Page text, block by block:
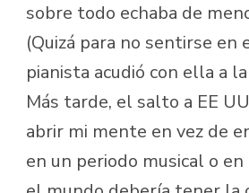
sobre todo echaba de
(Quizá para no sentirse en
pianista acudió con ella a
Más tarde, el salto a EE
abrir mi mente en vez de
en un periodo musical o en